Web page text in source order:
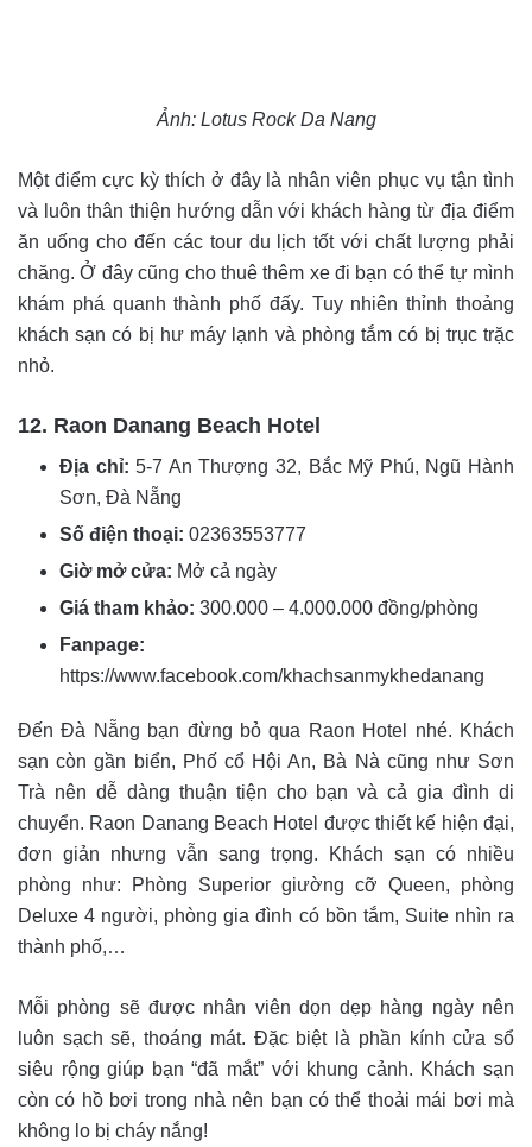
Ảnh: Lotus Rock Da Nang
Một điểm cực kỳ thích ở đây là nhân viên phục vụ tận tình
và luôn thân thiện hướng dẫn với khách hàng từ địa điểm
ăn uống cho đến các tour du lịch tốt với chất lượng phải
chăng. Ở đây cũng cho thuê thêm xe đi bạn có thể tự mình
khám phá quanh thành phố đấy. Tuy nhiên thỉnh thoảng
khách sạn có bị hư máy lạnh và phòng tắm có bị trục trặc
nhỏ.
12. Raon Danang Beach Hotel
Địa chỉ: 5-7 An Thượng 32, Bắc Mỹ Phú, Ngũ Hành
Sơn, Đà Nẵng
Số điện thoại: 02363553777
Giờ mở cửa: Mở cả ngày
Giá tham khảo: 300.000 – 4.000.000 đồng/phòng
Fanpage:
https://www.facebook.com/khachsanmykhedanang
Đến Đà Nẵng bạn đừng bỏ qua Raon Hotel nhé. Khách
sạn còn gần biển, Phố cổ Hội An, Bà Nà cũng như Sơn
Trà nên dễ dàng thuận tiện cho bạn và cả gia đình di
chuyển. Raon Danang Beach Hotel được thiết kế hiện đại,
đơn giản nhưng vẫn sang trọng. Khách sạn có nhiều
phòng như: Phòng Superior giường cỡ Queen, phòng
Deluxe 4 người, phòng gia đình có bồn tắm, Suite nhìn ra
thành phố,…
Mỗi phòng sẽ được nhân viên dọn dẹp hàng ngày nên
luôn sạch sẽ, thoáng mát. Đặc biệt là phần kính cửa sổ
siêu rộng giúp bạn “đã mắt” với khung cảnh. Khách sạn
còn có hồ bơi trong nhà nên bạn có thể thoải mái bơi mà
không lo bị cháy nắng!